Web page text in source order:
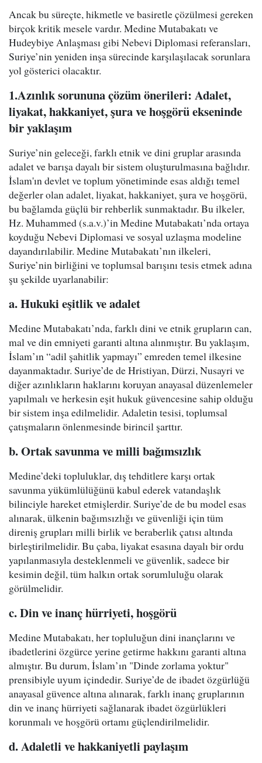
Ancak bu süreçte, hikmetle ve basiretle çözülmesi gereken
birçok kritik mesele vardır. Medine Mutabakatı ve
Hudeybiye Anlaşması gibi Nebevi Diplomasi referansları,
Suriye’nin yeniden inşa sürecinde karşılaşılacak sorunlara
yol gösterici olacaktır.
1.Azınlık sorununa çözüm önerileri: Adalet,
liyakat, hakkaniyet, şura ve hoşgörü ekseninde
bir yaklaşım
Suriye’nin geleceği, farklı etnik ve dini gruplar arasında
adalet ve barışa dayalı bir sistem oluşturulmasına bağlıdır.
İslam'ın devlet ve toplum yönetiminde esas aldığı temel
değerler olan adalet, liyakat, hakkaniyet, şura ve hoşgörü,
bu bağlamda güçlü bir rehberlik sunmaktadır. Bu ilkeler,
Hz. Muhammed (s.a.v.)’in Medine Mutabakatı’nda ortaya
koyduğu Nebevi Diplomasi ve sosyal uzlaşma modeline
dayandırılabilir. Medine Mutabakatı’nın ilkeleri,
Suriye’nin birliğini ve toplumsal barışını tesis etmek adına
şu şekilde uyarlanabilir:
a. Hukuki eşitlik ve adalet
Medine Mutabakatı’nda, farklı dini ve etnik grupların can,
mal ve din emniyeti garanti altına alınmıştır. Bu yaklaşım,
İslam’ın “adil şahitlik yapmayı” emreden temel ilkesine
dayanmaktadır. Suriye’de de Hristiyan, Dürzi, Nusayri ve
diğer azınlıkların haklarını koruyan anayasal düzenlemeler
yapılmalı ve herkesin eşit hukuk güvencesine sahip olduğu
bir sistem inşa edilmelidir. Adaletin tesisi, toplumsal
çatışmaların önlenmesinde birincil şarttır.
b. Ortak savunma ve milli bağımsızlık
Medine’deki topluluklar, dış tehditlere karşı ortak
savunma yükümlülüğünü kabul ederek vatandaşlık
bilinciyle hareket etmişlerdir. Suriye’de de bu model esas
alınarak, ülkenin bağımsızlığı ve güvenliği için tüm
direniş grupları milli birlik ve beraberlik çatısı altında
birleştirilmelidir. Bu çaba, liyakat esasına dayalı bir ordu
yapılanmasıyla desteklenmeli ve güvenlik, sadece bir
kesimin değil, tüm halkın ortak sorumluluğu olarak
görülmelidir.
c. Din ve inanç hürriyeti, hoşgörü
Medine Mutabakatı, her topluluğun dini inançlarını ve
ibadetlerini özgürce yerine getirme hakkını garanti altına
almıştır. Bu durum, İslam’ın "Dinde zorlama yoktur"
prensibiyle uyum içindedir. Suriye’de de ibadet özgürlüğü
anayasal güvence altına alınarak, farklı inanç gruplarının
din ve inanç hürriyeti sağlanarak ibadet özgürlükleri
korunmalı ve hoşgörü ortamı güçlendirilmelidir.
d. Adaletli ve hakkaniyetli paylaşım